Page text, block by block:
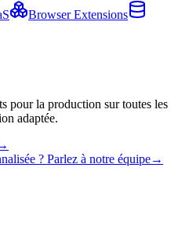
Browser Extensions
pour la production sur toutes les
adaptée.
? Parlez à notre équipe→